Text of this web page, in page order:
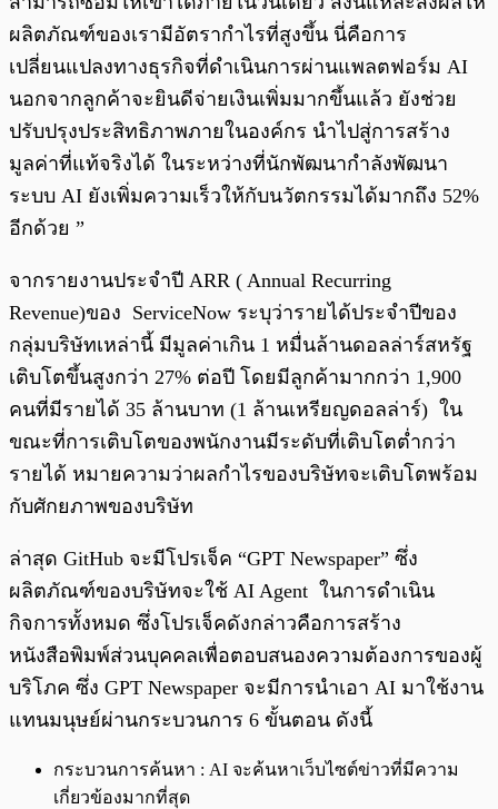
ผลิตภัณฑ์ของเรามีอัตรากำไรที่สูงขึ้น นี่คือการ
เปลี่ยนแปลงทางธุรกิจที่ดำเนินการผ่านแพลตฟอร์ม AI
นอกจากลูกค้าจะยินดีจ่ายเงินเพิ่มมากขึ้นแล้ว ยังช่วย
ปรับปรุงประสิทธิภาพภายในองค์กร นำไปสู่การสร้าง
มูลค่าที่แท้จริงได้ ในระหว่างที่นักพัฒนากำลังพัฒนา
ระบบ AI ยังเพิ่มความเร็วให้กับนวัตกรรมได้มากถึง 52%
อีกด้วย ”
จากรายงานประจำปี ARR ( Annual Recurring
Revenue)ของ ServiceNow ระบุว่ารายได้ประจำปีของ
กลุ่มบริษัทเหล่านี้ มีมูลค่าเกิน 1 หมื่นล้านดอลล่าร์สหรัฐ
เติบโตขึ้นสูงกว่า 27% ต่อปี โดยมีลูกค้ามากกว่า 1,900
คนที่มีรายได้ 35 ล้านบาท (1 ล้านเหรียญดอลล่าร์) ใน
ขณะที่การเติบโตของพนักงานมีระดับที่เติบโตต่ำกว่า
รายได้ หมายความว่าผลกำไรของบริษัทจะเติบโตพร้อม
กับศักยภาพของบริษัท
ล่าสุด GitHub จะมีโปรเจ็ค “GPT Newspaper” ซึ่ง
ผลิตภัณฑ์ของบริษัทจะใช้ AI Agent ในการดำเนิน
กิจการทั้งหมด ซึ่งโปรเจ็คดังกล่าวคือการสร้าง
หนังสือพิมพ์ส่วนบุคคลเพื่อตอบสนองความต้องการของผู้
บริโภค ซึ่ง GPT Newspaper จะมีการนำเอา AI มาใช้งาน
แทนมนุษย์ผ่านกระบวนการ 6 ขั้นตอน ดังนี้
กระบวนการค้นหา : AI จะค้นหาเว็บไซต์ข่าวที่มีความ
เกี่ยวข้องมากที่สุด